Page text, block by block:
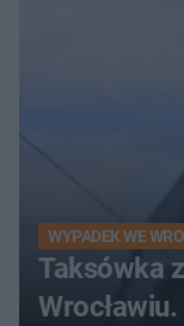
WYPADEK WE
Taksówka